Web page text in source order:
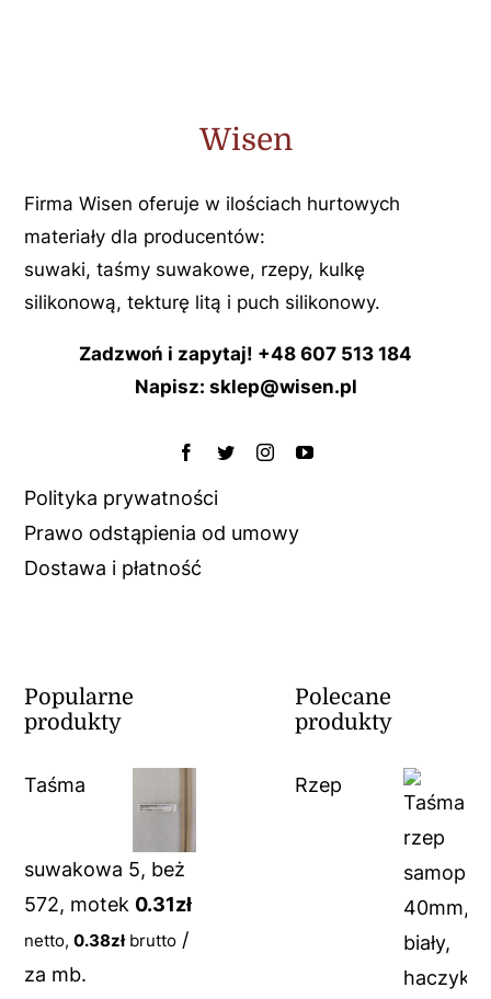
Wisen
Firma Wisen oferuje w ilościach hurtowych
materiały dla producentów:
suwaki, taśmy suwakowe, rzepy, kulkę
silikonową, tekturę litą i puch silikonowy.
Zadzwoń i zapytaj! +48 607 513 184
Napisz: sklep@wisen.pl
Polityka prywatności
Prawo odstąpienia od umowy
Dostawa i płatność
Popularne
produkty
Taśma
suwakowa 5, beż
572, motek 0.31zł
netto,0.38złbrutto /
za mb.
Polecane
produkty
Rzep